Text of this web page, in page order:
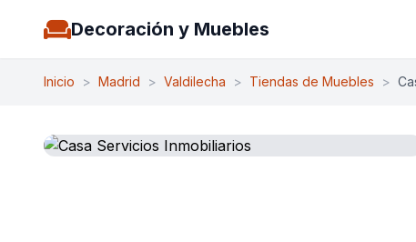
Decoración y Muebles
Inicio > Madrid > Valdilecha > Tiendas de Muebles >